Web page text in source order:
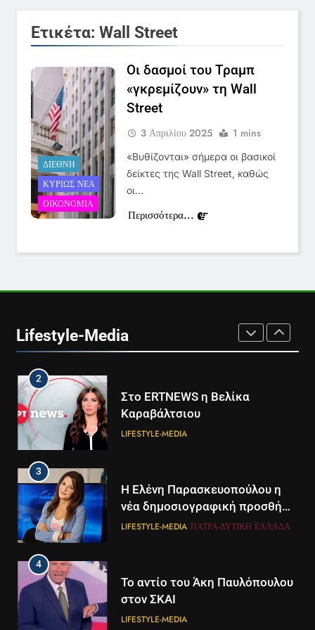
Ετικέτα: Wall Street
ΔΙΕΘΝΉ
ΚΥΡΊΩΣ ΝΈΑ
ΟΙΚΟΝΟΜΊΑ
Οι δασμοί του Τραμπ
«γκρεμίζουν» τη Wall
Street
3 Απριλίου 2025 1 mins
«Βυθίζονται» σήμερα οι βασικοί
δείκτες της Wall Street, καθώς
οι…
Περισσότερα...
Lifestyle-Media
Στον ΑΝΤ1 η Σία Κοσιώνη- Η
ανακοίνωση του σταθμού
LIFESTYLE-MEDIA
Παναγιώτης Στάθης
LIFESTYLE-MEDIA
8
Καθημερινή και The New York
LIFESTYLE-MEDIA
2
Στο ERTNEWS η Βελίκα
Καραβάλτσιου
LIFESTYLE-MEDIA
3
Η Ελένη Παρασκευοπούλου η
νέα δημοσιογραφική προσθήκη
του ΣΚΑΪ στην Πάτρα
LIFESTYLE-MEDIA ΠΆΤΡΑ-ΔΥΤΙΚΉ ΕΛΛΆΔΑ
4
Το αντίο του Άκη Παυλόπουλου
στον ΣΚΑΙ
LIFESTYLE-MEDIA